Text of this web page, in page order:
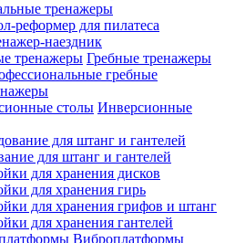
тренажеры
реформер для пилатеса
наездник
Гребные тренажеры
гребные
Инверсионные
для штанг и гантелей
для хранения дисков
для хранения гирь
для хранения грифов и штанг
для хранения гантелей
Виброплатформы